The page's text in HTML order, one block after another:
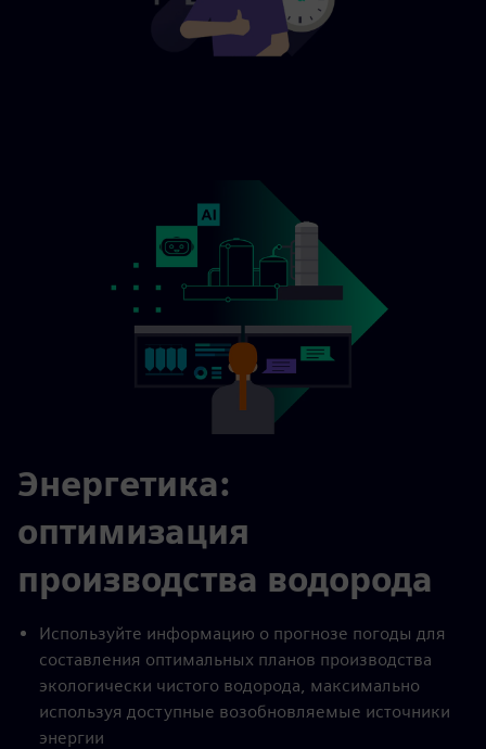
Энергетика:
оптимизация
производства водорода
Используйте информацию о прогнозе погоды для
составления оптимальных планов производства
экологически чистого водорода, максимально
используя доступные возобновляемые источники
энергии